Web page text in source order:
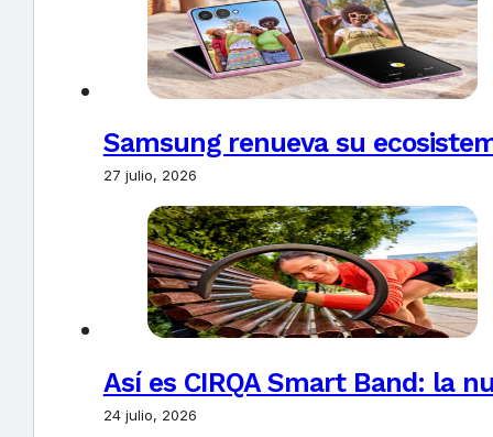
Samsung renueva su
27 julio, 2026
Así es CIRQA Smart Band: la
24 julio, 2026